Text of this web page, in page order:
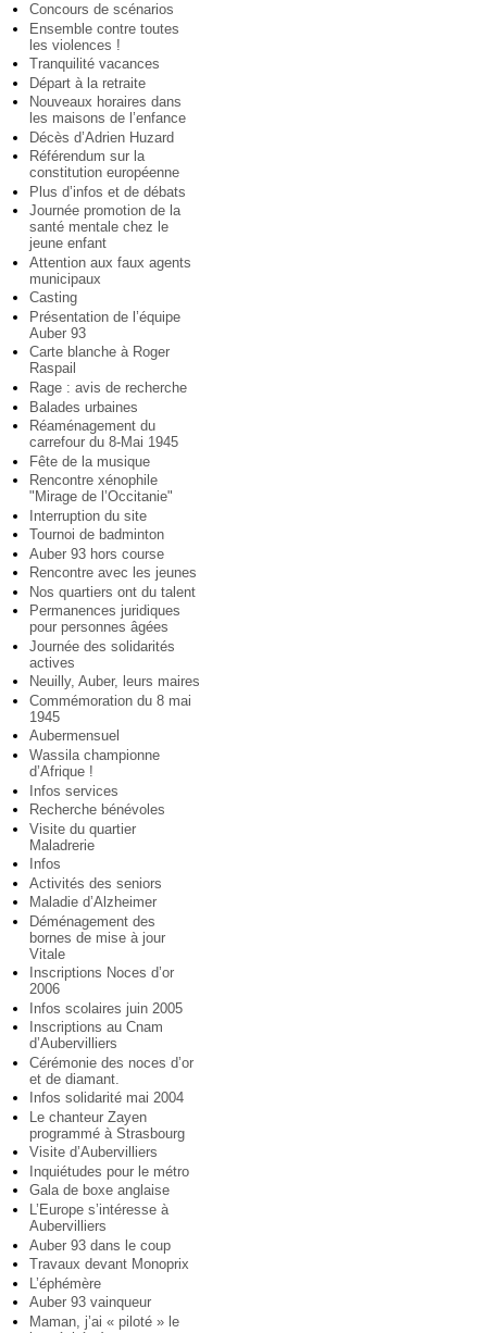
Concours de scénarios
Ensemble contre toutes
les violences !
Tranquilité vacances
Départ à la retraite
Nouveaux horaires dans
les maisons de l’enfance
Décès d’Adrien Huzard
Référendum sur la
constitution européenne
Plus d’infos et de débats
Journée promotion de la
santé mentale chez le
jeune enfant
Attention aux faux agents
municipaux
Casting
Présentation de l’équipe
Auber 93
Carte blanche à Roger
Raspail
Rage : avis de recherche
Balades urbaines
Réaménagement du
carrefour du 8-Mai 1945
Fête de la musique
Rencontre xénophile
"Mirage de l’Occitanie"
Interruption du site
Tournoi de badminton
Auber 93 hors course
Rencontre avec les jeunes
Nos quartiers ont du talent
Permanences juridiques
pour personnes âgées
Journée des solidarités
actives
Neuilly, Auber, leurs maires
Commémoration du 8 mai
1945
Aubermensuel
Wassila championne
d’Afrique !
Infos services
Recherche bénévoles
Visite du quartier
Maladrerie
Infos
Activités des seniors
Maladie d’Alzheimer
Déménagement des
bornes de mise à jour
Vitale
Inscriptions Noces d’or
2006
Infos scolaires juin 2005
Inscriptions au Cnam
d’Aubervilliers
Cérémonie des noces d’or
et de diamant.
Infos solidarité mai 2004
Le chanteur Zayen
programmé à Strasbourg
Visite d’Aubervilliers
Inquiétudes pour le métro
Gala de boxe anglaise
L’Europe s’intéresse à
Aubervilliers
Auber 93 dans le coup
Travaux devant Monoprix
L’éphémère
Auber 93 vainqueur
Maman, j’ai « piloté » le